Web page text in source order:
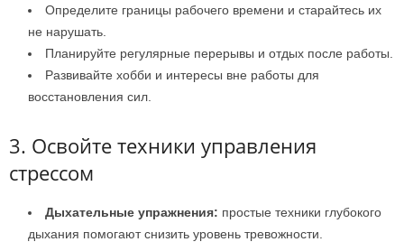
Определите границы рабочего времени и старайтесь их
не нарушать.
Планируйте регулярные перерывы и отдых после работы.
Развивайте хобби и интересы вне работы для
восстановления сил.
3. Освойте техники управления
стрессом
Дыхательные упражнения: простые техники глубокого
дыхания помогают снизить уровень тревожности.